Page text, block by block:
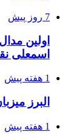
7 روز پیش
اولین
اسمعلی
1 هفته پیش
البرز
1 هفته پیش